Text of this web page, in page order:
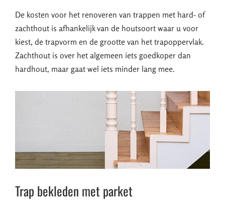
De kosten voor het renoveren van trappen met hard- of
zachthout is afhankelijk van de houtsoort waar u voor
kiest, de trapvorm en de grootte van het trapoppervlak.
Zachthout is over het algemeen iets goedkoper dan
hardhout, maar gaat wel iets minder lang mee.
Trap bekleden met parket